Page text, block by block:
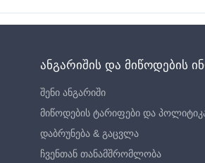
ანგარიშის და მიწოდების
შენი ანგარიში
მიწოდების ტარიფები და
დაბრუნება & გაცვლა
ჩვენთან თანამშრომლობა